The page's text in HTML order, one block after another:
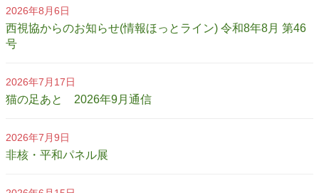
2026年8月6日
西視協からのお知らせ(情報ほっとライン) 令和8年8月 第46
号
2026年7月17日
猫の足あと 2026年9月通信
2026年7月9日
非核・平和パネル展